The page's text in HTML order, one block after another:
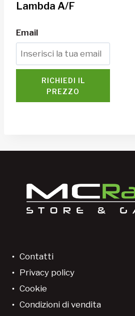
Lambda A/F
Email
RICHIEDI IL
PREZZO
Contatti
Privacy policy
Cookie
Condizioni di vendita